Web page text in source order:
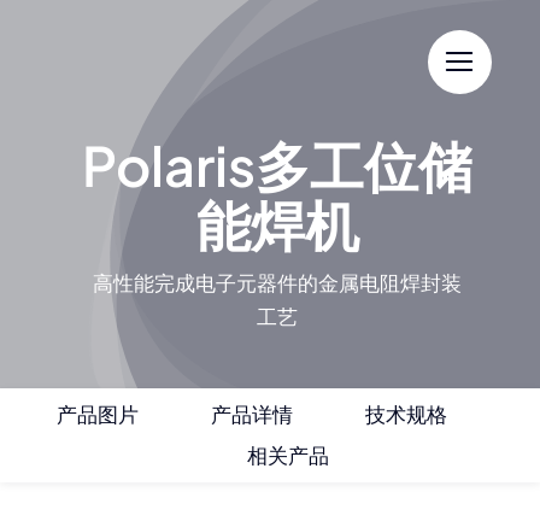
Polaris多工位储
能焊机
高性能完成电子元器件的金属电阻焊封装
工艺
产品图片 产品详情
技术规格
相关产品